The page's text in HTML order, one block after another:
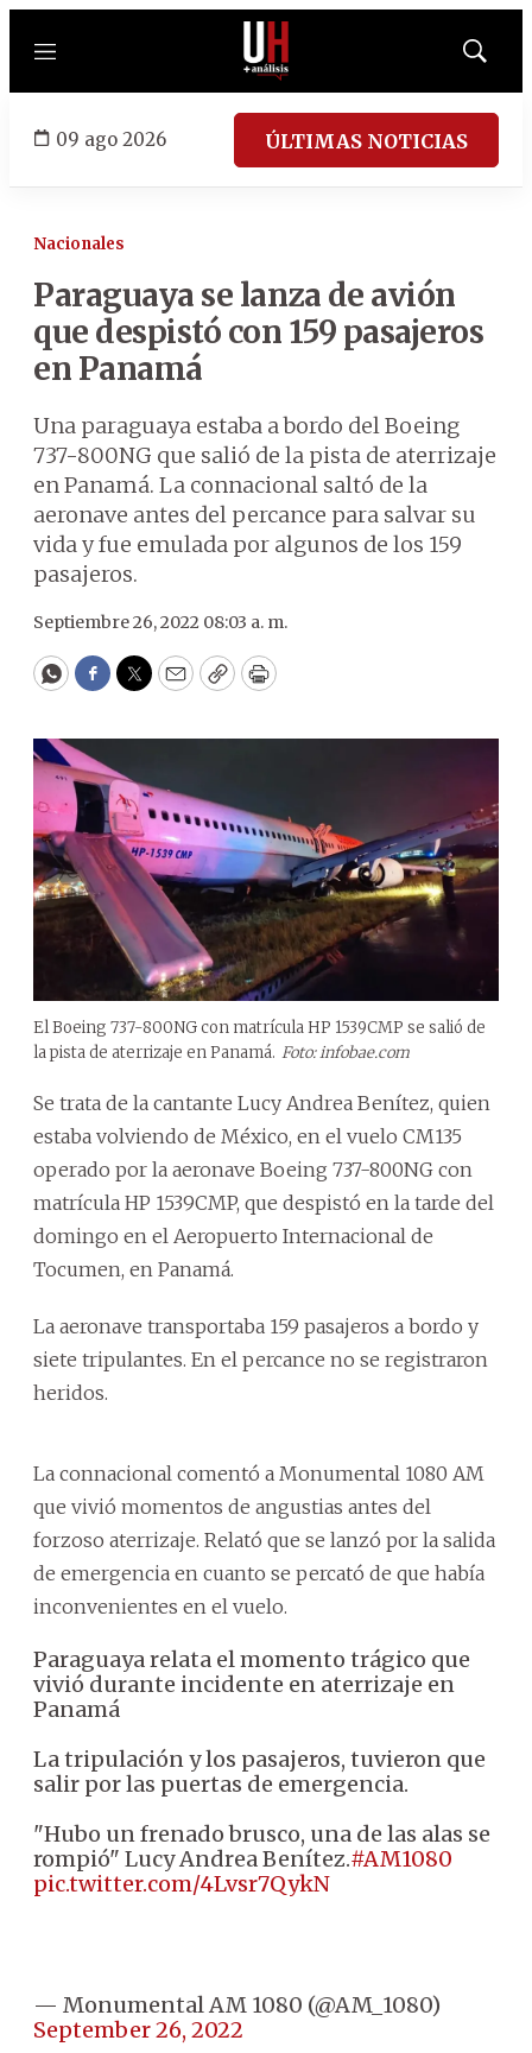
Menú
Mostrar
09 ago 2026 ÚLTIMAS NOTICIAS
Nacionales
Paraguaya se lanza de avión
que despistó con 159 pasajeros
en Panamá
Una paraguaya estaba a bordo del Boeing
737-800NG que salió de la pista de aterrizaje
en Panamá. La connacional saltó de la
aeronave antes del percance para salvar su
vida y fue emulada por algunos de los 159
pasajeros.
Septiembre 26, 2022 08:03 a. m.
WhatsApp
Facebook
Twitter
EmailCopyPrint
El Boeing 737-800NG con matrícula HP 1539CMP se salió de
la pista de aterrizaje en Panamá. Foto: infobae.com
Se trata de la cantante Lucy Andrea Benítez, quien
estaba volviendo de México, en el vuelo CM135
operado por la aeronave Boeing 737-800NG con
matrícula HP 1539CMP, que despistó en la tarde del
domingo en el Aeropuerto Internacional de
Tocumen, en Panamá.
La aeronave transportaba 159 pasajeros a bordo y
siete tripulantes. En el percance no se registraron
heridos.
La connacional comentó a Monumental 1080 AM
que vivió momentos de angustias antes del
forzoso aterrizaje. Relató que se lanzó por la salida
de emergencia en cuanto se percató de que había
inconvenientes en el vuelo.
Paraguaya relata el momento trágico que
vivió durante incidente en aterrizaje en
Panamá
La tripulación y los pasajeros, tuvieron que
salir por las puertas de emergencia.
"Hubo un frenado brusco, una de las alas se
rompió" Lucy Andrea Benítez.#AM1080
pic.twitter.com/4Lvsr7QykN
— Monumental AM 1080 (@AM_1080)
September 26, 2022